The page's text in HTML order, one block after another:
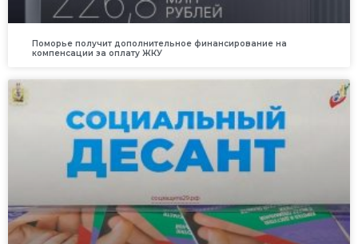
Поморье получит дополнительное финансирование на
компенсации за оплату ЖКУ